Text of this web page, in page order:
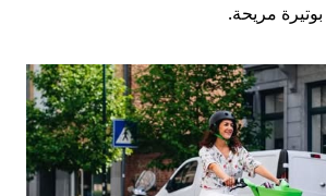
مريحة.